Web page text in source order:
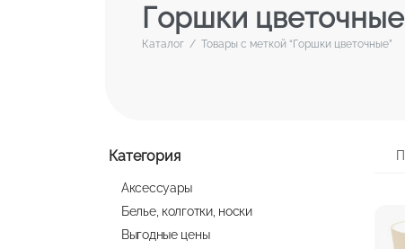
Горшки цветочные
Каталог / Товары с меткой “Горшки цветочные”
Категория
Аксессуары
Белье, колготки, носки
Выгодные цены